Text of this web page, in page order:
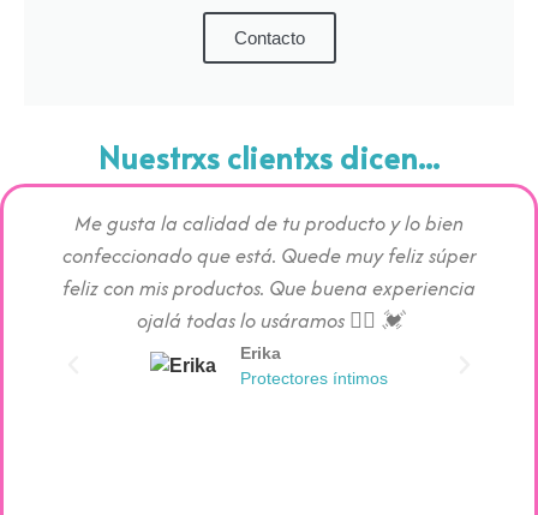
Contacto
Nuestrxs clientxs dicen...
Me gusta la calidad de tu producto y lo bien
confeccionado que está. Quede muy feliz súper
feliz con mis productos. Que buena experiencia
ojalá todas lo usáramos 👯‍♀️ 💓
Erika
Protectores íntimos